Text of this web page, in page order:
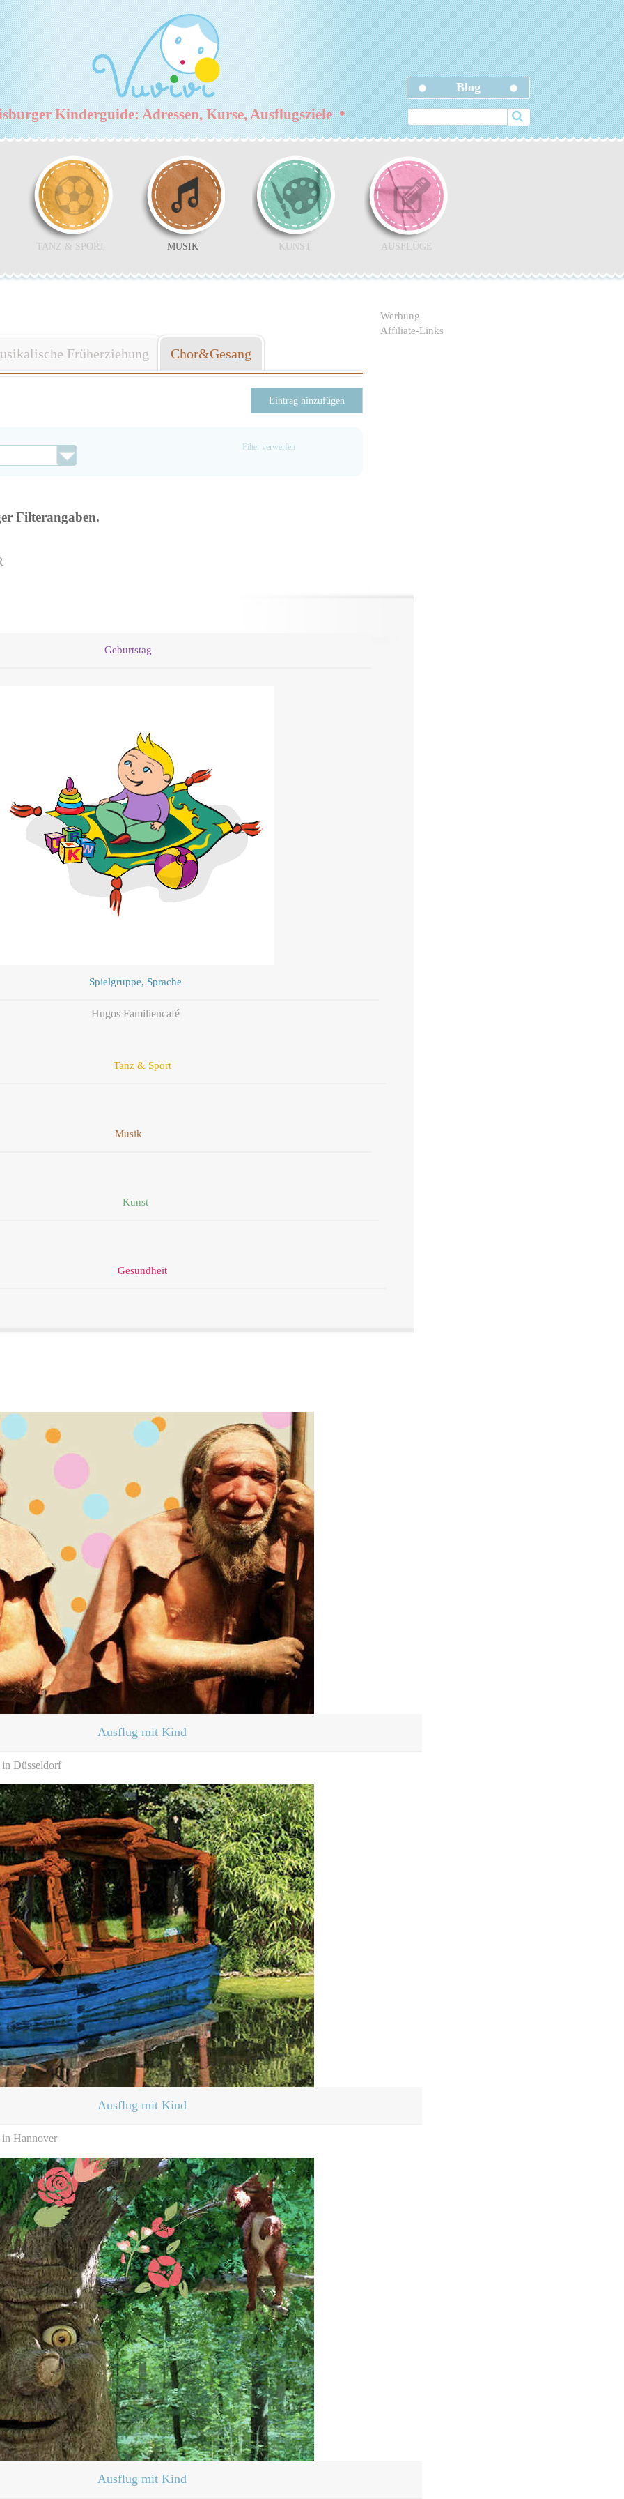
Blog
Kinderguide: Adressen, Kurse, Ausflugsziele•
TANZ & SPORT MUSIK KUNST AUSFLÜGE
Früherziehung Chor&Gesang
Eintrag hinzufügen
Filter verwerfen
Filterangaben.
Geburtstag
Spielgruppe, Sprache
Hugos Familiencafé
Tanz & Sport
Musik
Kunst
Gesundheit
Ausflug mit Kind
Düsseldorf
Ausflug mit Kind
Hannover
Ausflug mit Kind
Werbung
Affiliate-Links